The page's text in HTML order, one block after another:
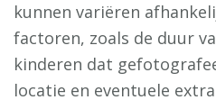
kunnen variëren
factoren, zoals de duur
kinderen dat
locatie en eventuele